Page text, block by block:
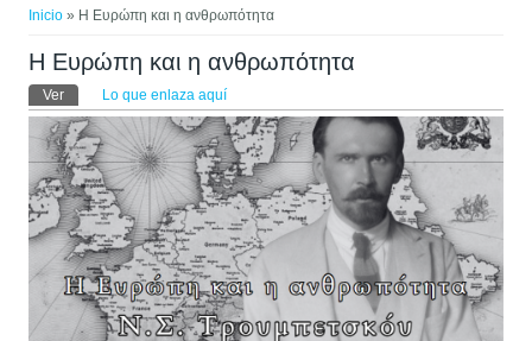
Inicio » Η Ευρώπη και η ανθρωπότητα
Η Ευρώπη και η ανθρωπότητα
Solapas principales
Ver (solapa activa)
Lo que enlaza aquí